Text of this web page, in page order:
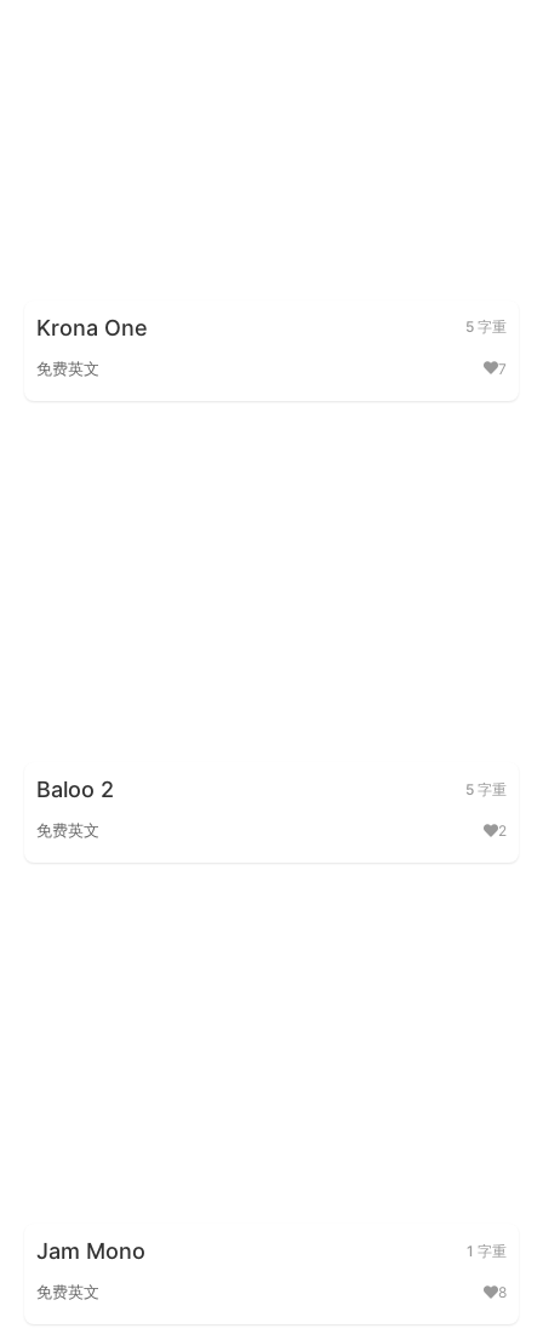
Krona One 5 字重
免费英文 7
Baloo 2 5 字重
免费英文 2
Jam Mono 1 字重
免费英文 8